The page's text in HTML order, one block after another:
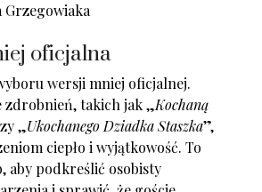
Grzegowiaka
oficjalna
wersji mniej oficjalnej.
zdrobnień, takich jak „Kochaną
„Ukochanego Dziadka Staszka”,
ciepło i wyjątkowość. To
aby podkreślić osobisty